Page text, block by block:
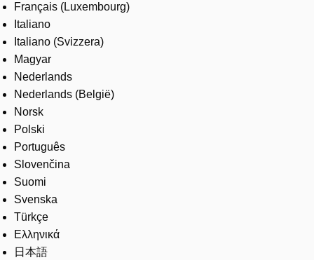
Français (Luxembourg)
Italiano
Italiano (Svizzera)
Magyar
Nederlands
Nederlands (België)
Norsk
Polski
Português
Slovenčina
Suomi
Svenska
Türkçe
Ελληνικά
日本語